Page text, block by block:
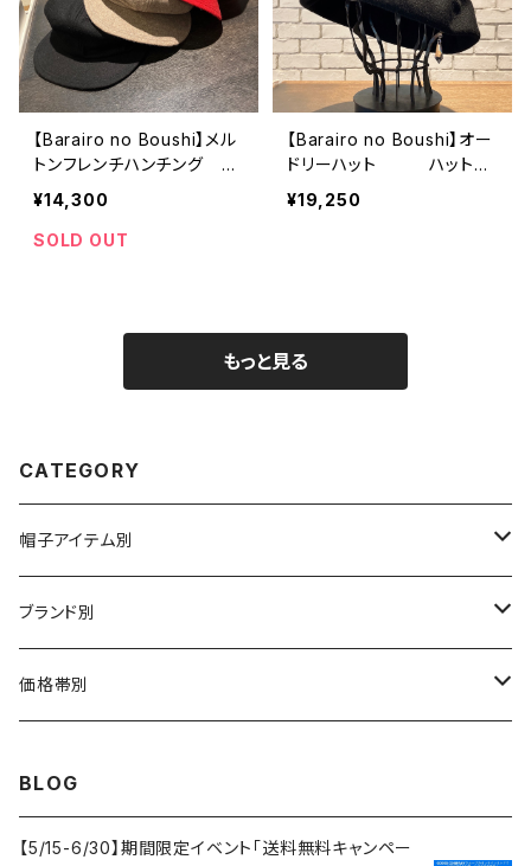
【Barairo no Boushi】メル
トンフレンチハンチング
キャスケット R008
346
¥14,300
SOLD OUT
【Barairo no Boushi】オー
ドリーハット ハット
L008353
¥19,250
もっと見る
CATEGORY
帽子アイテム別
ハット
布帛（布・ニット・レザー等）
キャスケット
ブランド別
CA4LA / カシラ
価格帯別
BLOG
【5/15-6/30】期間限定イベント「送料無料キャンペー